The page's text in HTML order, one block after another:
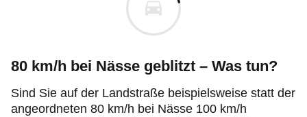
80 km/h bei Nässe geblitzt – Was tun?
Sind Sie auf der Landstraße beispielsweise statt der
angeordneten 80 km/h bei Nässe 100 km/h